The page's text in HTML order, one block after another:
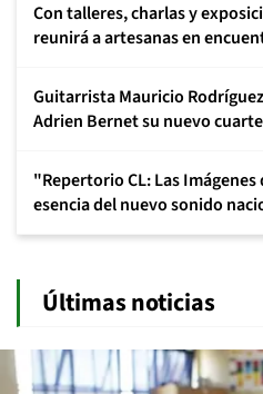
Con talleres, charlas y
reunirá a artesanas en
Guitarrista Mauricio
Adrien Bernet su nuevo
"Repertorio CL: Las
esencia del nuevo sonido
Últimas noticias